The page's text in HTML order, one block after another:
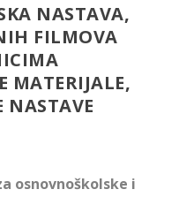
NASTAVA,
FILMOVA
MATERIJALE,
NASTAVE
osnovnoškolske i